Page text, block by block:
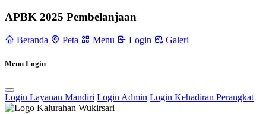
Penanaman Pohon di Buper Tanggalsari
Sambang Dusun: Tradisi Nyadran, Wujud Pelestarian Budaya dan
Agustus 2023
Warga Jambu Bangkong Bergotong Royong Membangun Talud
APBK 2025 Pembelanjaan
Beranda Peta Menu Login Galeri
Menu Login
Login Layanan Mandiri Login Admin Login Kehadiran Perangkat